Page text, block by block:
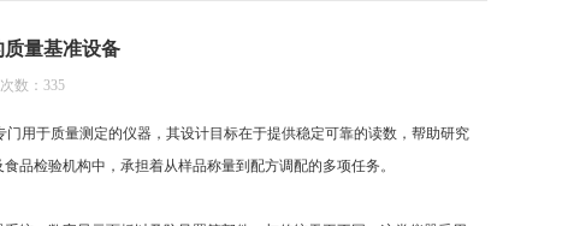
量基准设备
数：335
门用于质量测定的仪器，其设计目标在于提供稳定可靠的读数，帮助研究
品检验机构中，承担着从样品称量到配方调配的多项任务。